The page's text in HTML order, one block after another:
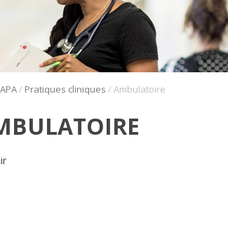
/ Pratiques cliniques /Ambulatoire